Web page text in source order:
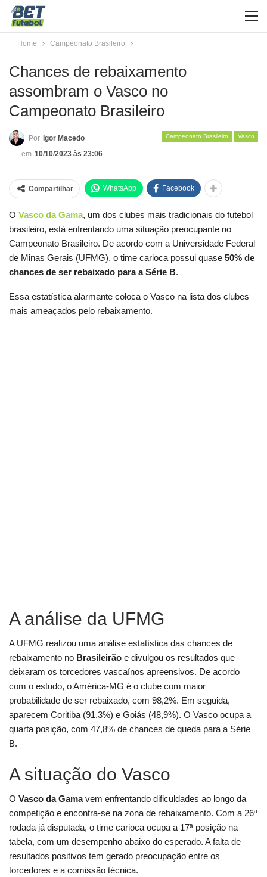
Home Campeonato Brasileiro
Chances de rebaixamento
assombram o Vasco no
Campeonato Brasileiro
Campeonato Brasileiro Vasco
Por Igor Macedo
em 10/10/2023 às 23:06
Compartilhar WhatsApp Facebook
O Vasco da Gama, um dos clubes mais tradicionais do futebol
brasileiro, está enfrentando uma situação preocupante no
Campeonato Brasileiro. De acordo com a Universidade Federal
de Minas Gerais (UFMG), o time carioca possui quase 50% de
chances de ser rebaixado para a Série B.
Essa estatística alarmante coloca o Vasco na lista dos clubes
mais ameaçados pelo rebaixamento.
A análise da UFMG
A UFMG realizou uma análise estatística das chances de
rebaixamento no Brasileirão e divulgou os resultados que
deixaram os torcedores vascaínos apreensivos. De acordo
com o estudo, o América-MG é o clube com maior
probabilidade de ser rebaixado, com 98,2%. Em seguida,
aparecem Coritiba (91,3%) e Goiás (48,9%). O Vasco ocupa a
quarta posição, com 47,8% de chances de queda para a Série
B.
A situação do Vasco
O Vasco da Gamavem enfrentando dificuldades ao longo da
competição e encontra-se na zona de rebaixamento. Com a 26ª
rodada já disputada, o time carioca ocupa a 17ª posição na
tabela, com um desempenho abaixo do esperado. A falta de
resultados positivos tem gerado preocupação entre os
torcedores e a comissão técnica.